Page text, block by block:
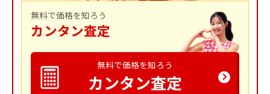
無料で価格を知ろう
カンタン査定
無料で価格を知ろう
カンタン査定